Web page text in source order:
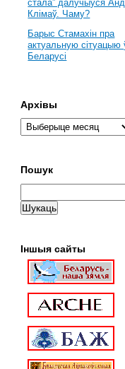
стала” далучыўся
Клімаў. Чаму?
Барыс Стамахін пра
актуальную сітуацыю
Беларусі
Архівы
Пошук
Іншыя сайты